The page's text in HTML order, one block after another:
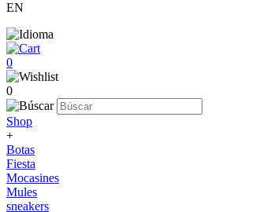
EN
0
0
Shop
+
Botas
Fiesta
Mocasines
Mules
sneakers